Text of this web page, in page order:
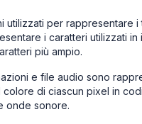
utilizzati per rappresentare
i caratteri utilizzati
più ampio.
e file audio sono
colore di ciascun pixel in
onde sonore.